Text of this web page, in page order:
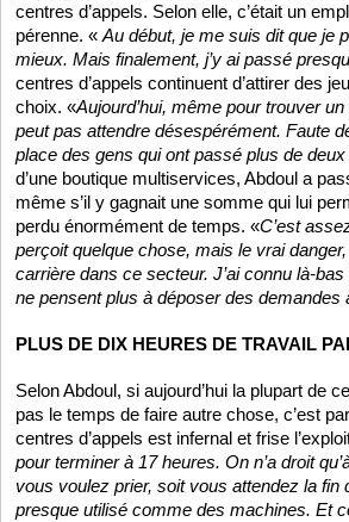
centres d’appels. Selon elle, c’était un
pérenne. «Au début, je me suis dit que je
mieux. Mais finalement, j’y ai passé
centres d’appels continuent d’attirer des
choix. «Aujourd’hui, même pour trouver
peut pas attendre désespérément. Faute
place des gens qui ont passé plus de
d’une boutique multiservices, Abdoul a
même s’il y gagnait une somme qui lui
perdu énormément de temps. «C’est
perçoit quelque chose, mais le vrai danger,
carrière dans ce secteur. J’ai connu là-
ne pensent plus à déposer des
PLUS DE DIX HEURES DE TRAVAIL
Selon Abdoul, si aujourd’hui la plupart de
pas le temps de faire autre chose, c’est
centres d’appels est infernal et frise
pour terminer à 17 heures. On n’a droit
vous voulez prier, soit vous attendez la
presque utilisé comme des machines. Et